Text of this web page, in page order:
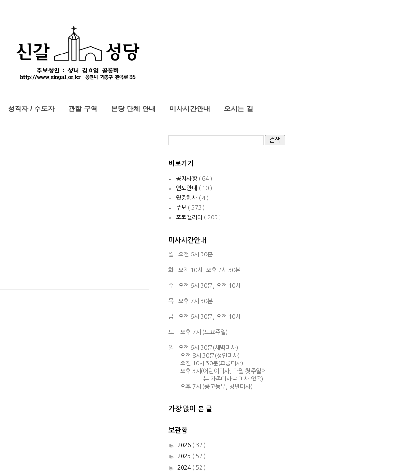
성직자 / 수도자 관할 구역 본당 단체 안내 미사시간안내 오시는 길
바로가기
공지사항 ( 64 )
연도안내 ( 10 )
월중행사 ( 4 )
주보 ( 573 )
포토갤러리 ( 205 )
미사시간안내
월 : 오전 6시 30분
화 : 오전 10시, 오후 7시 30분
수 : 오전 6시 30분, 오전 10시
목 : 오후 7시 30분
금 : 오전 6시 30분, 오전 10시
토 : 오후 7시 (토요주일)
일 : 오전 6시 30분(새벽미사)
오전 8시 30분(성인미사)
오전 10시 30분(교중미사)
오후 3시(어린이미사, 매월 첫주일에
는 가족미사로 미사 없음)
오후 7시 (중고등부, 청년미사)
가장 많이 본 글
보관함
► 2026 ( 32 )
► 2025 ( 52 )
► 2024 ( 52 )